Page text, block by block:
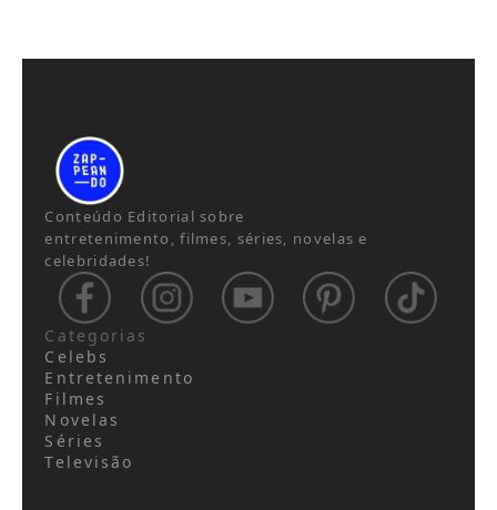
Conteúdo Editorial sobre
entretenimento, filmes, séries, novelas e
celebridades!
Categorias
Celebs
Entretenimento
Filmes
Novelas
Séries
Televisão